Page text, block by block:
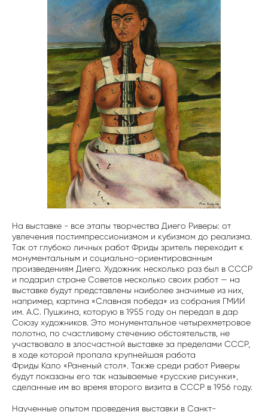
На выставке - все этапы творчества Диего Риверы: от
увлечения постимпрессионизмом и кубизмом до реализма.
Так от глубоко личных работ Фриды зритель переходит к
монументальным и социально-ориентированным
произведениям Диего. Художник несколько раз был в СССР
и подарил стране Советов несколько своих работ — на
выставке будут представлены наиболее значимые из них,
например, картина «Славная победа» из собрания ГМИИ
им. А.С. Пушкина, которую в 1955 году он передал в дар
Союзу художников. Это монументальное четырехметровое
полотно, по счастливому стечению обстоятельств, не
участвовало в злосчастной выставке за пределами СССР,
в ходе которой пропала крупнейшая работа
Фриды Кало «Раненый стол». Также среди работ Риверы
будут показаны его так называемые «русские рисунки»,
сделанные им во время второго визита в СССР в 1956 году.
Наученные опытом проведения выставки в Санкт-